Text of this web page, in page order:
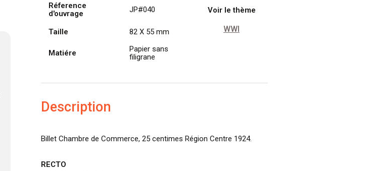
Réference
d'ouvrage
JP#040
Taille 82 X 55 mm
Matiére
Papier sans
filigrane
Voir le thème
WWI
Description
Billet Chambre de Commerce, 25 centimes Région Centre 1924.
RECTO